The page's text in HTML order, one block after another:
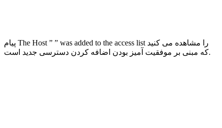
پیام The Host ” ” was added to the access list را مشاهده می کنید
که مبنی بر موفقیت آمیز بودن اضافه کردن دسترسی جدید است.